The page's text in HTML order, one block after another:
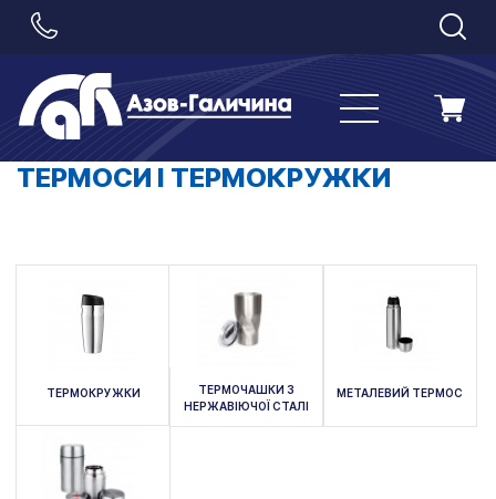
ТЕРМОСИ І ТЕРМОКРУЖКИ
ТЕРМОКРУЖКИ
ТЕРМОЧАШКИ З
НЕРЖАВІЮЧОЇ СТАЛІ
МЕТАЛЕВИЙ ТЕРМОС